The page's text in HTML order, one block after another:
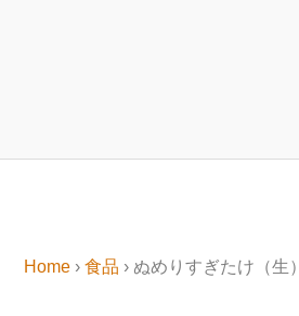
Home ›食品 › ぬめりすぎたけ（生）